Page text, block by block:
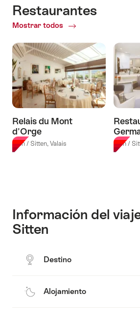
oferta
«Visita
y
en
la
Bodega
Maison
Gilliard»
validez:
06.08.2026
10.01.2027
Restaurantes
Mostrar todos
of
Relais du Mont
d'Orge
Sion / Sitten, Valais Sion /
Información del
Sitten
Destino
Alojamiento